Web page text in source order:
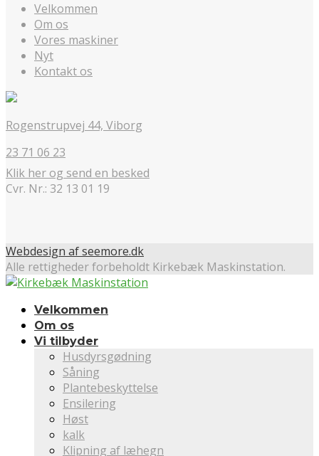
Velkommen
Om os
Vores maskiner
Nyt
Kontakt os
Rogenstrupvej 44, Viborg
23 71 06 23
Klik her og send en besked
Cvr. Nr.: 32 13 01 19
Webdesign af seemore.dk
Alle rettigheder forbeholdt Kirkebæk Maskinstation.
Velkommen
Om os
Vi tilbyder
Husdyrsgødning
Såning
Plantebeskyttelse
Ensilering
Høst
kalk
Klipning af læhegn